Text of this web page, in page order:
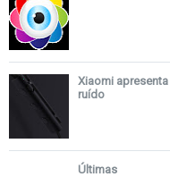
Xiaomi
ruído
Últimas